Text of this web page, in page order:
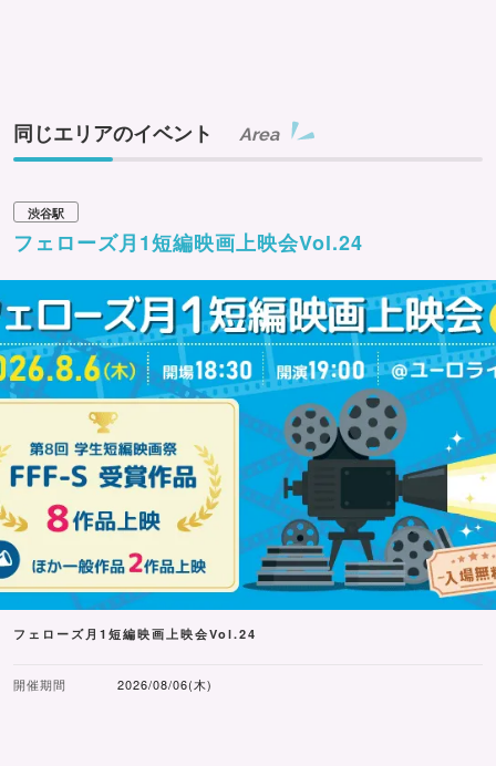
同じエリアのイベント Area
渋谷駅
フェローズ月1短編映画上映会Vol.24
フェローズ月1短編映画上映会Vol.24
開催期間 2026/08/06(木)